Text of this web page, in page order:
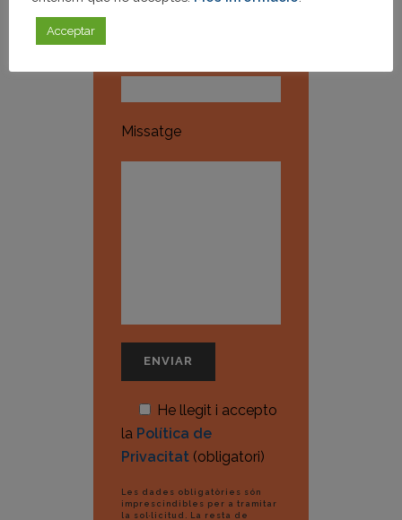
Missatge
He llegit i accepto
la Política de
Privacitat (obligatori)
Les dades obligatòries són
imprescindibles per a tramitar
la sol·licitud. La resta de
Acceptar